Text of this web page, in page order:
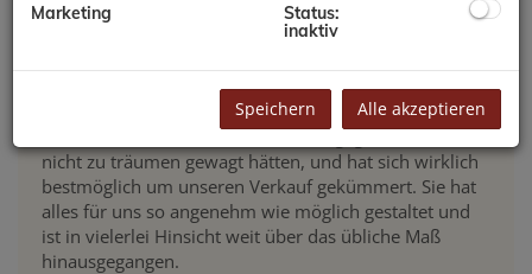
"Die beste Maklerin aller Zeiten!
Fr. Jansa ist überaus kompetent und versteht ihr Fach
wirklich. Sie ist in einem Ausmaß engagiert, wie wir
nicht zu träumen gewagt hätten, und hat sich wirklich
bestmöglich um unseren Verkauf gekümmert. Sie hat
alles für uns so angenehm wie möglich gestaltet und
ist in vielerlei Hinsicht weit über das übliche Maß
hinausgegangen.
Marketing
Status:
inaktiv
Speichern Alle akzeptieren